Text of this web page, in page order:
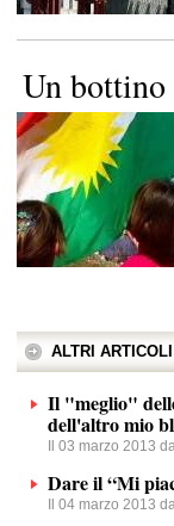
Un bottino
ALTRI
Il "meglio"
dell'altro mio
Il 03 marzo 2013
Dare il “Mi
Il 04 marzo 2013